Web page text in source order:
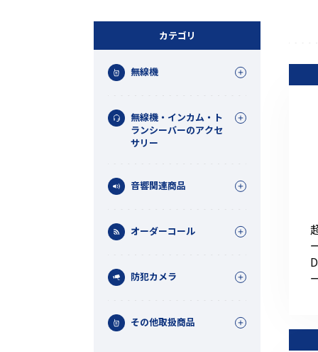
受信機（レシーバー）
アマチュア無線機
ガイドラジオ（ガイドシステム）
ネットワークシステム対応商品
カテゴリ
無線機
無線機・インカム・ト
ランシーバーのアクセ
サリー
音響関連商品
オーダーコール
防犯カメラ
その他取扱商品